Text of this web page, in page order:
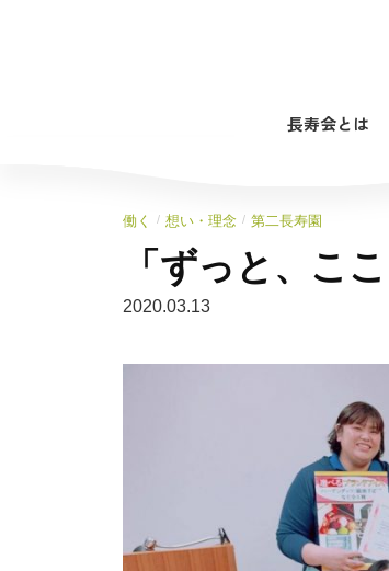
長寿会とは
働く / 想い・理念 / 第二長寿園
「ずっと、こ
2020.03.13